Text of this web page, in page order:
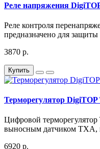
Реле напряжения
Реле контроля
предназначено для
3870 р.
Купить
Терморегулятор
Цифровой
выносным датчиком ТХА,
6920 р.